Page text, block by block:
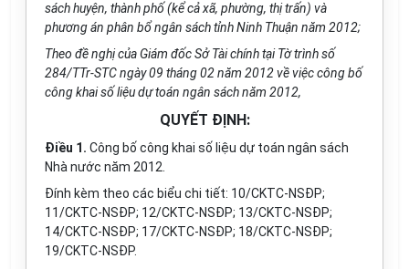
sách huyện, thành phố (kể cả xã, phường, thị trấn) và
phương án phân bổ ngân sách tỉnh Ninh Thuận năm 2012;
Theo đề nghị của Giám đốc Sở Tài chính tại Tờ trình số
284/TTr-STC ngày 09 tháng 02 năm 2012 về việc công bố
công khai số liệu dự toán ngân sách năm 2012,
QUYẾT ĐỊNH:
Điều 1. Công bố công khai số liệu dự toán ngân sách
Nhà nước năm 2012.
Đính kèm theo các biểu chi tiết: 10/CKTC-NSĐP;
11/CKTC-NSĐP; 12/CKTC-NSĐP; 13/CKTC-NSĐP;
14/CKTC-NSĐP; 17/CKTC-NSĐP; 18/CKTC-NSĐP;
19/CKTC-NSĐP.